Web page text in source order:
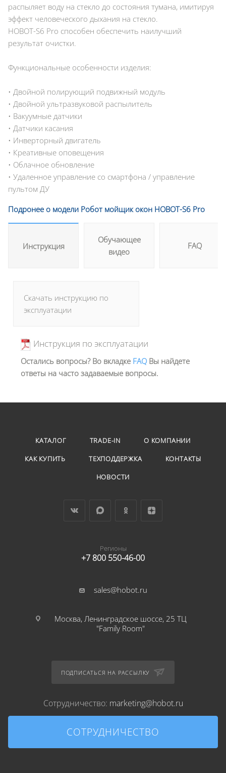
распыляет воду на стекло до состояния тумана, имитируя
эффект человеческого дыхания на стекло.
HOBOT-S6 Pro способен обеспечить наилучший
результат очистки.
Функциональные особенности изделия:
• Двойной полирующий подвижный модуль
• Двойной ультразвуковой распылитель
• Вакуумные датчики
• Датчики касания
• Инверторный двигатель
• Креативные оповещения
• Облачное обновление
• Удаленное управление со смартфона / управление
пультом ДУ
Подронее о модели Робот мойщик окон HOBOT-S6 Pro
Инструкция
Обучающее
видео
FAQ
Скачать инструкцию по
эксплуатации
Инструкция по эксплуатации
Остались вопросы? Во вкладке FAQ Вы найдете
ответы на часто задаваемые вопросы.
КАТАЛОГ TRADE-IN
О КОМПАНИИ
КАК КУПИТЬ
ТЕХПОДДЕРЖКА
КОНТАКТЫ
НОВОСТИ
Регионы
+7 800 550-46-00
sales@hobot.ru
Москва, Ленинградское шоссе, 25 ТЦ
"Family Room"
ПОДПИСАТЬСЯ НА РАССЫЛКУ
Сотрудничество: marketing@hobot.ru
СОТРУДНИЧЕСТВО